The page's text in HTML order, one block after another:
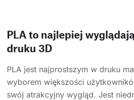
PLA to najlepiej
druku 3D
PLA jest najprostszym w druku
wyborem większości
swój atrakcyjny wygląd. Jest